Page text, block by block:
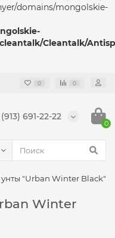
domains/mongolskie-
Cleantalk/
0 0
691-22-22
0
"Urban Winter Black"
Winter